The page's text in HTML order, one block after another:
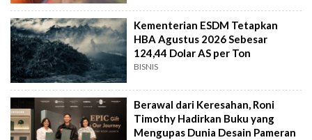
Kementerian ESDM Tetapkan
HBA Agustus 2026 Sebesar
124,44 Dolar AS per Ton
BISNIS
Berawal dari Keresahan, Roni
Timothy Hadirkan Buku yang
Mengupas Dunia Desain Pameran